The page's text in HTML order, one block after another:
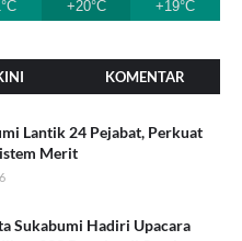
+20°C
+19°C
KOMENTAR
Lantik 24 Pejabat, Perkuat
Merit
Sukabumi Hadiri Upacara